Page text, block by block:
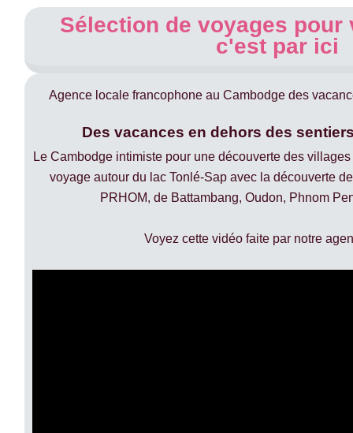
Sélection de voyages pour
c'est par ici
Agence locale francophone au Cambodge des
Des vacances en dehors des
Le Cambodge intimiste pour une découverte des
voyage autour du lac Tonlé-Sap avec la découverte
PRHOM, de Battambang, Oudon, Phnom
Voyez cette vidéo faite par notre